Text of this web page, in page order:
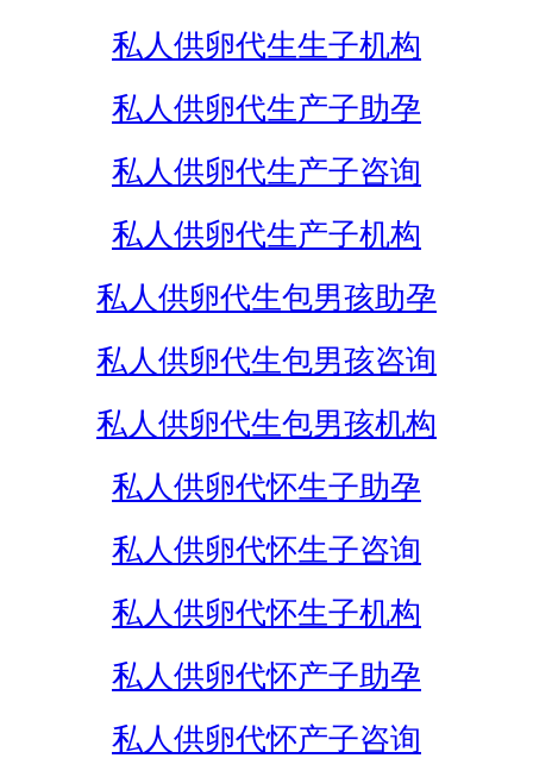
私人供卵代生生子机构
私人供卵代生产子助孕
私人供卵代生产子咨询
私人供卵代生产子机构
私人供卵代生包男孩助孕
私人供卵代生包男孩咨询
私人供卵代生包男孩机构
私人供卵代怀生子助孕
私人供卵代怀生子咨询
私人供卵代怀生子机构
私人供卵代怀产子助孕
私人供卵代怀产子咨询